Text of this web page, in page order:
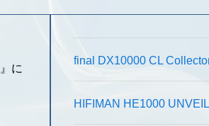
』に
final DX10000 CL
HIFIMAN HE1000